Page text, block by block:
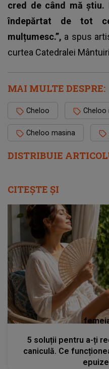
DISTRIBUIE
cred de când mă
îndepărtat de tot
mulțumesc.”, a spus
curtea Catedralei
MAI MULTE DESPRE:
Cheloo Cheloo
Cheloo masina
CITEȘTE ȘI
5 soluții pentru a-ți
caniculă. Ce